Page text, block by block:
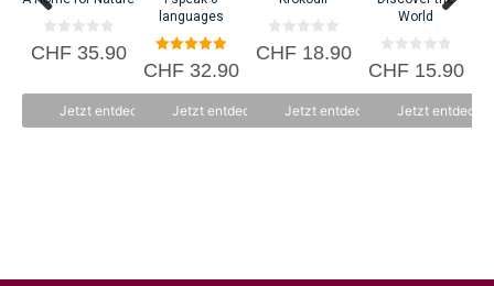
0
v
CHF35.90
Jetzt entdecken
languages
5.00
von 5
CHF32.90
Jetzt entdecken
0
v
CHF18.90
Jetzt entdecken
World
0
v
CHF15.90
Jetzt